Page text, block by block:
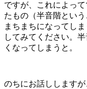
ですが、これによっ
たもの（半音階とい
まちまちになってし
してみてください。
くなってしまうと。
のちにお話しします